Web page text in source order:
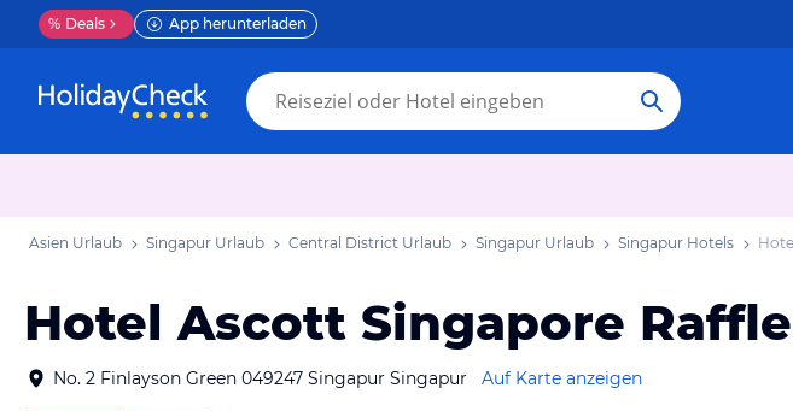
% Deals App herunterladen
Asien Urlaub Singapur Urlaub Central District Urlaub Singapur Urlaub Singapur Hotels
Hotel Ascott Singapore
No. 2 Finlayson Green 049247 Singapur Singapur Auf Karte anzeigen